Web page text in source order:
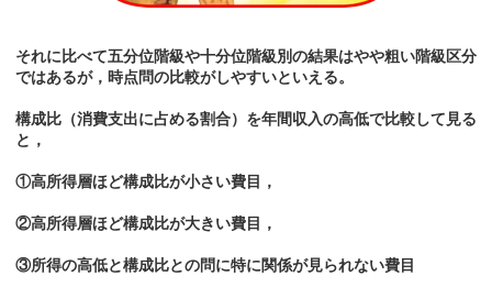
それに比べて五分位階級や十分位階級別の結果はやや粗い階級区分
ではあるが，時点問の比較がしやすいといえる。
構成比（消費支出に占める割合）を年間収入の高低で比較して見る
と，
①高所得層ほど構成比が小さい費目，
②高所得層ほど構成比が大きい費目，
③所得の高低と構成比との問に特に関係が見られない費目